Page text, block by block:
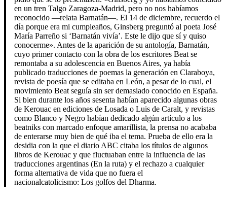
en un tren Talgo Zaragoza-Madrid, pero no nos habíamos
reconocido —relata Barnatán—. El 14 de diciembre, recuerdo el
día porque era mi cumpleaños, Ginsberg preguntó al poeta José
María Parreño si ‘Barnatán vivía’. Este le dijo que sí y quiso
conocerme». Antes de la aparición de su antología, Barnatán,
cuyo primer contacto con la obra de los escritores Beat se
remontaba a su adolescencia en Buenos Aires, ya había
publicado traducciones de poemas la generación en Claraboya,
revista de poesía que se editaba en León, a pesar de lo cual, el
movimiento Beat seguía sin ser demasiado conocido en España.
Si bien durante los años sesenta habían aparecido algunas obras
de Kerouac en ediciones de Losada o Luis de Caralt, y revistas
como Blanco y Negro habían dedicado algún artículo a los
beatniks con marcado enfoque amarillista, la prensa no acababa
de enterarse muy bien de qué iba el tema. Prueba de ello era la
desidia con la que el diario ABC citaba los títulos de algunos
libros de Kerouac y que fluctuaban entre la influencia de las
traducciones argentinas (En la ruta) y el rechazo a cualquier
forma alternativa de vida que no fuera el
nacionalcatolicismo: Los golfos del Dharma.